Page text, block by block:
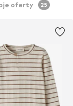
oferty 25